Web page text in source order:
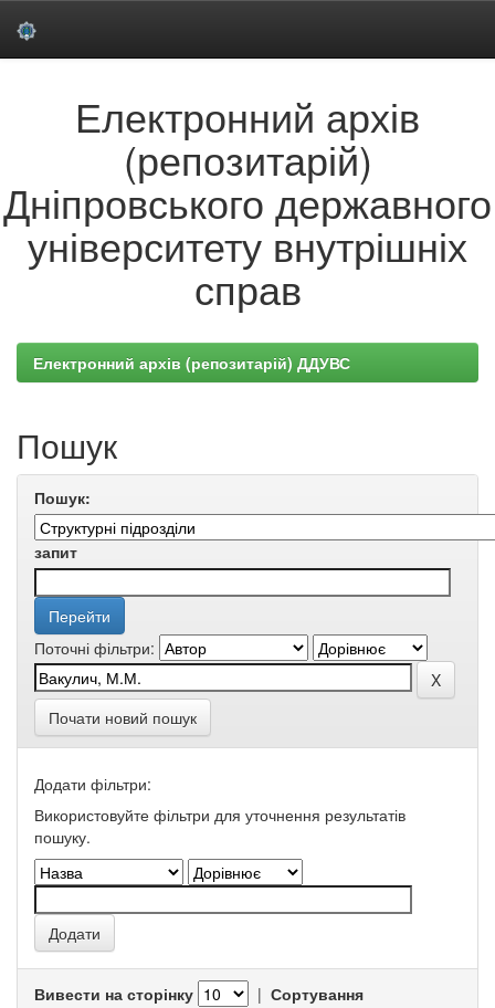
Електронний архів
(репозитарій)
Дніпровського державного
університету внутрішніх
справ
Електронний архів (репозитарій) ДДУВС
Пошук
Пошук:
запит
Поточні фільтри:
Почати новий пошук
Додати фільтри:
Використовуйте фільтри для уточнення результатів
пошуку.
Вивести на сторінку | Сортування